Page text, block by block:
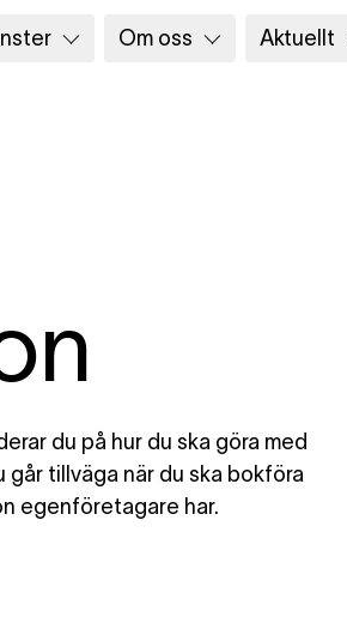
Om oss Aktuellt
du på hur du ska göra med
tillväga när du ska bokföra
egenföretagare har.